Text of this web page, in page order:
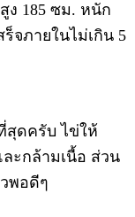
ง 185 ซม. หนัก
จภายในไม่เกิน 5
สุดครับ ไข่ให้
ะกล้ามเนื้อ ส่วน
พอดีๆ